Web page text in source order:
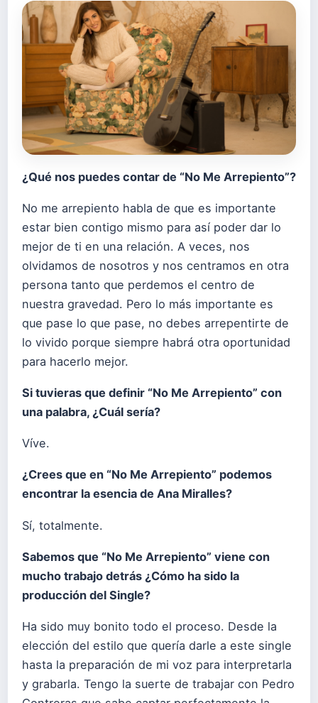
¿Qué nos puedes contar de “No Me Arrepiento”?
No me arrepiento habla de que es importante
estar bien contigo mismo para así poder dar lo
mejor de ti en una relación. A veces, nos
olvidamos de nosotros y nos centramos en otra
persona tanto que perdemos el centro de
nuestra gravedad. Pero lo más importante es
que pase lo que pase, no debes arrepentirte de
lo vivido porque siempre habrá otra oportunidad
para hacerlo mejor.
Si tuvieras que definir “No Me Arrepiento” con
una palabra, ¿Cuál sería?
Víve.
¿Crees que en “No Me Arrepiento” podemos
encontrar la esencia de Ana Miralles?
Sí, totalmente.
Sabemos que “No Me Arrepiento” viene con
mucho trabajo detrás ¿Cómo ha sido la
producción del Single?
Ha sido muy bonito todo el proceso. Desde la
elección del estilo que quería darle a este single
hasta la preparación de mi voz para interpretarla
y grabarla. Tengo la suerte de trabajar con Pedro